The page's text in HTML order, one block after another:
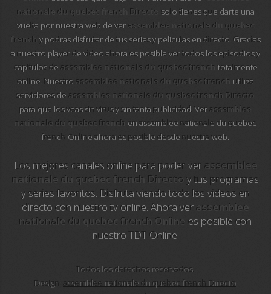
24-7 tv chespirito
25 televisio
26 region
2gb sydney
2sm sydney
2ue sydney
3abn kidz
3aw melbourne
nationale du quebec french Directo solo tienes que darte una
vuelta por nuestra web de ver assemblee nationale du quebec
french y podras disfrutar de tus series y peliculas en directo. Gracias
a nuestro player de video ahora es posible ver todos los episodios y
capitulos de assemblee nationale du quebec french totalmente
online. Nuestro assemblee nationale du quebec french utiliza
servidores de assemblee nationale du quebec french Directo
para que los veas sin virus y sin tanta publicidad. Ver assemblee
nationale du quebec french en assemblee nationale du quebec
french Online ahora es posible desde nuestra web.
Los mejores canales online para poder verassemblee
nationale du quebec french Directo y tus programas
y series favoritos. Disfruta viendo todo los videos en
directo con nuestro tv online. Ahora verassemblee
nationale du quebec french Online es posible con
nuestro TDT Online.
Todos los derechos reservados.
Design: assemblee nationale du quebec french Directo